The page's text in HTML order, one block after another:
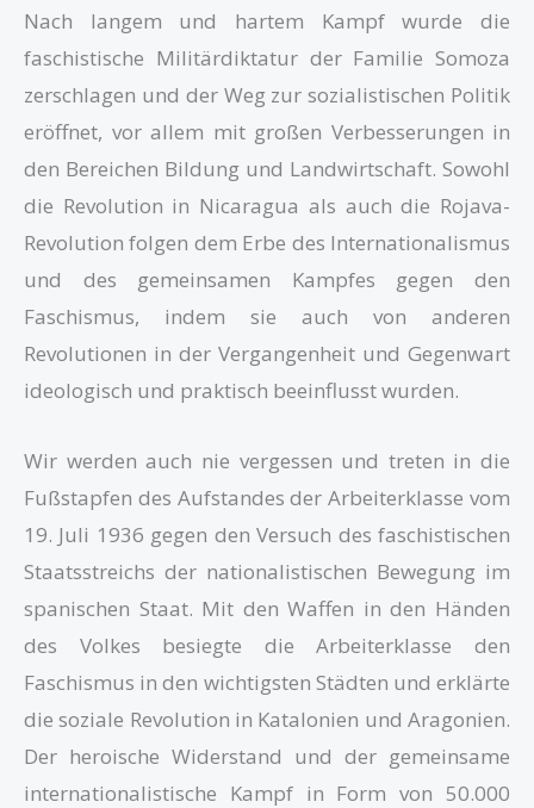
Nach langem und hartem Kampf wurde die
faschistische Militärdiktatur der Familie Somoza
zerschlagen und der Weg zur sozialistischen Politik
eröffnet, vor allem mit großen Verbesserungen in
den Bereichen Bildung und Landwirtschaft. Sowohl
die Revolution in Nicaragua als auch die Rojava-
Revolution folgen dem Erbe des Internationalismus
und des gemeinsamen Kampfes gegen den
Faschismus, indem sie auch von anderen
Revolutionen in der Vergangenheit und Gegenwart
ideologisch und praktisch beeinflusst wurden.
Wir werden auch nie vergessen und treten in die
Fußstapfen des Aufstandes der Arbeiterklasse vom
19. Juli 1936 gegen den Versuch des faschistischen
Staatsstreichs der nationalistischen Bewegung im
spanischen Staat. Mit den Waffen in den Händen
des Volkes besiegte die Arbeiterklasse den
Faschismus in den wichtigsten Städten und erklärte
die soziale Revolution in Katalonien und Aragonien.
Der heroische Widerstand und der gemeinsame
internationalistische Kampf in Form von 50.000